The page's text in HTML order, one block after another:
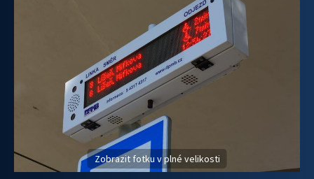
Zobrazit fotku v plné velikosti